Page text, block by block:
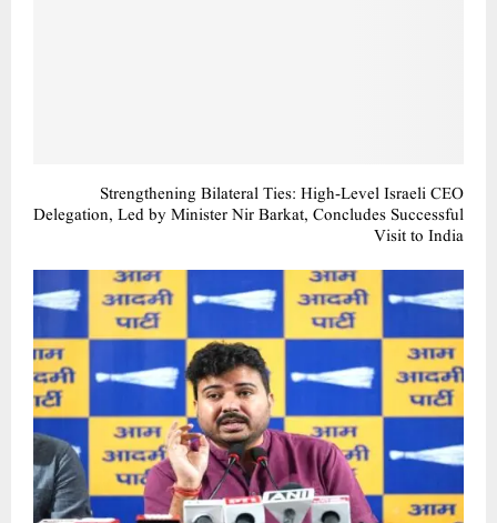
Strengthening Bilateral Ties: High-Level Israeli CEO
Delegation, Led by Minister Nir Barkat, Concludes Successful
Visit to India